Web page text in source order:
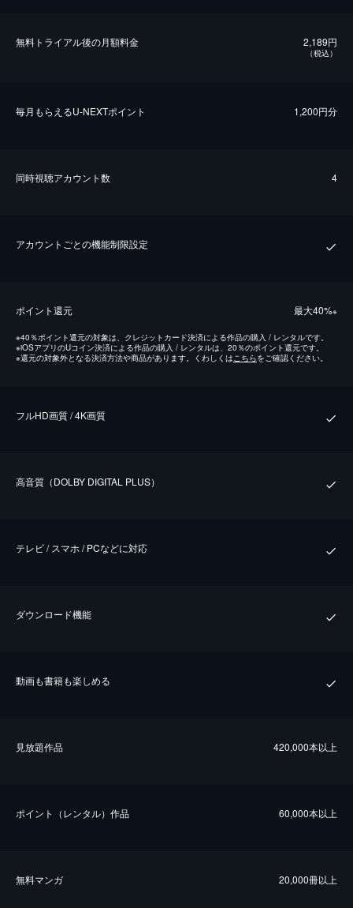
無料トライアル後の⽉額料金 2,189円
（税込）
毎⽉もらえるU-NEXTポイント 1,200円分
同時視聴アカウント数 4
アカウントごとの機能制限設定
ポイント還元 最⼤40%※
※40％ポイント還元の対象は、クレジットカード決済による作品の購入 / レンタルです。
※iOSアプリのUコイン決済による作品の購入 / レンタルは、20％のポイント還元です。
※還元の対象外となる決済方法や商品があります。くわしくは こちらをご確認ください。
フルHD画質 / 4K画質
⾼⾳質（DOLBY DIGITAL PLUS）
テレビ / スマホ / PCなどに対応
ダウンロード機能
動画も書籍も楽しめる
⾒放題作品 420,000本以上
ポイント（レンタル）作品 60,000本以上
無料マンガ 20,000冊以上